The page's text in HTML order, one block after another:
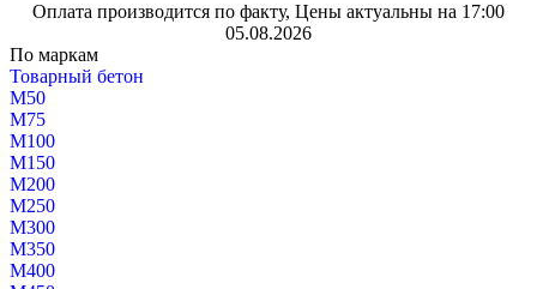
Оплата производится по факту, Цены актуальны на 17:00
05.08.2026
По маркам
Товарный бетон
М50
М75
М100
М150
М200
М250
М300
М350
М400